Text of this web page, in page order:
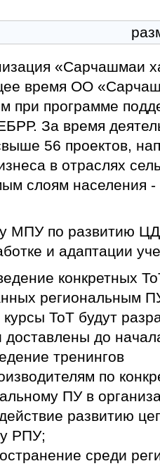
«Сарчашмаи
время ОО
при программе
За время
56 проектов,
в отраслях
слоям населения
МПУ по развитию
и адаптации
конкретных
региональным
курсы ТоТ будут
до
тренингов
по
ПУ в
развитию
РПУ;
среди